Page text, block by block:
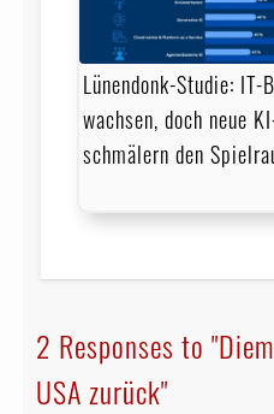
Lünendonk-Studie: IT-
wachsen, doch neue
schmälern den
2 Responses to
USA zurück"